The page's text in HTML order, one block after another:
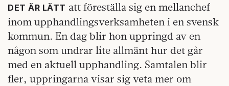
DET ÄR LÄTT att föreställa sig en mellanchef
inom upphandlingsverksamheten i en svensk
kommun. En dag blir hon uppringd av en
någon som undrar lite allmänt hur det går
med en aktuell upphandling. Samtalen blir
fler, uppringarna visar sig veta mer om